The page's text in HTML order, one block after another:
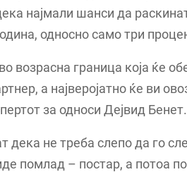
најмали шанси да
односно само три
возрасна граница која ќе
а најверојатно ќе ви
за односи Дејвид Бенет.
дека не треба слепо да го
помлад – постар, а потоа